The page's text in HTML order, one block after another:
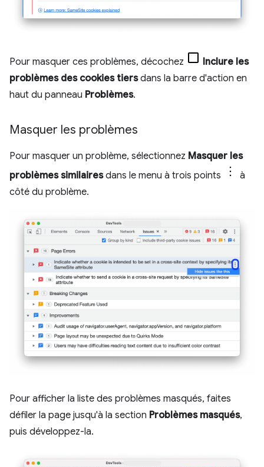
Pour masquer ces problèmes, décochez
Inclure les
problèmes des cookies tiersdans la barre d'action en
haut du panneau Problèmes.
Masquer les problèmes
Pour masquer un problème, sélectionnez Masquer les
problèmes similairesdans le menu à trois points
à
côté du problème.
Pour afficher la liste des problèmes masqués, faites
défiler la page jusqu'à la section Problèmes masqués,
puis développez-la.